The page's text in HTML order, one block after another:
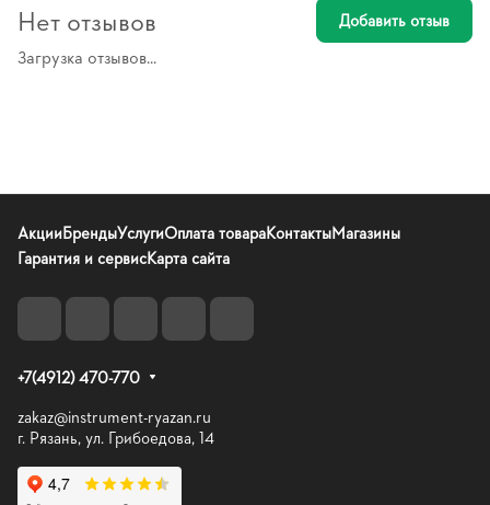
Загрузка отзывов...
Нет отзывов Добавить отзыв
АкцииБрендыУслугиОплата товараКонтактыМагазины
Гарантия и сервисКарта сайта
+7(4912) 470-770
zakaz@instrument-ryazan.ru
г. Рязань, ул. Грибоедова, 14